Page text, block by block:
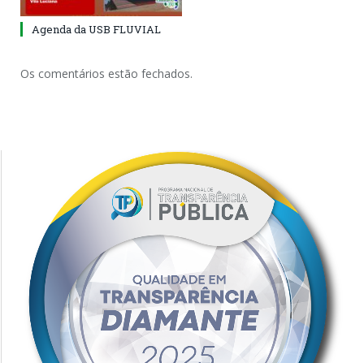
Agenda da USB FLUVIAL
Os comentários estão fechados.